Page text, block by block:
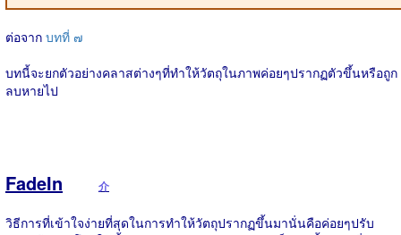
ต่อจาก บทที่ ๗
บทนี้จะยกตัวอย่างคลาสต่างๆที่ทำให้วัตถุในภาพค่อยๆปรากฏตัวขึ้นหรือถูก
ลบหายไป
FadeIn 介
วิธีการที่เข้าใจง่ายที่สุดในการทำให้วัตถุปรากฏขึ้นมานั่นคือค่อยๆปรับ